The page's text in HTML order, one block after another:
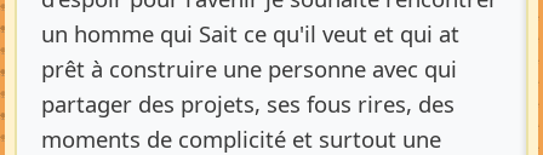
un homme qui Sait ce qu'il veut et qui at
prêt à construire une personne avec qui
partager des projets, ses fous rires, des
moments de complicité et surtout une